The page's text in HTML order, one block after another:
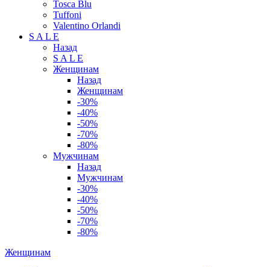
Tosca Blu
Tuffoni
Valentino Orlandi
S A L E
Назад
S A L E
Женщинам
Назад
Женщинам
-30%
-40%
-50%
-70%
-80%
Мужчинам
Назад
Мужчинам
-30%
-40%
-50%
-70%
-80%
Женщинам